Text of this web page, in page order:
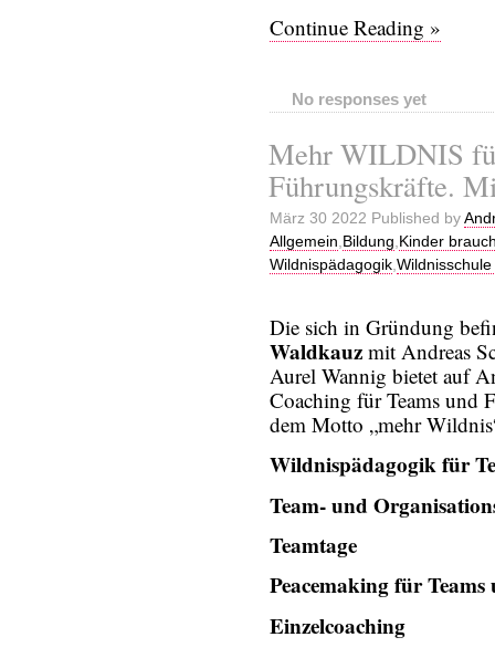
Continue Reading »
No responses yet
Mehr WILDNIS
Führungskräfte.
März 30 2022 Published by
Allgemein Bildung Kinder
Wildnispädagogik,
Die sich in Gründung
Waldkauzmit Andreas
Aurel Wannig bietet auf
Coaching für Teams und
dem Motto „mehr
Wildnispädagogik für
Team- und
Teamtage
Peacemaking für
Einzelcoaching